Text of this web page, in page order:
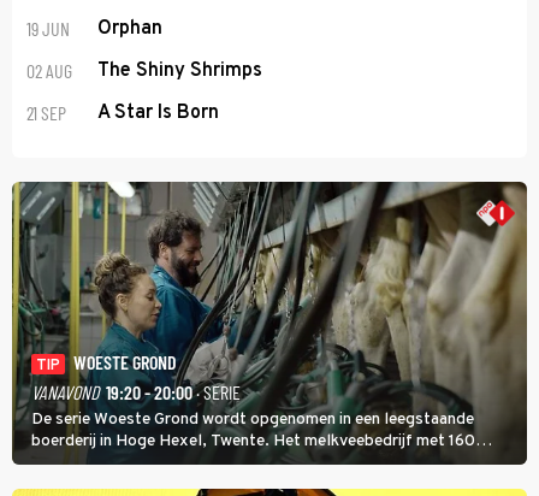
19 JUN Orphan
02 AUG The Shiny Shrimps
21 SEP A Star Is Born
TIP
WOESTE GROND
VANAVOND 19:20 - 20:00· SERIE
De serie Woeste Grond wordt opgenomen in een leegstaande
boerderij in Hoge Hexel, Twente. Het melkveebedrijf met 160
koeien moest sluiten, omdat het dicht bij een Natura 2000-gebied
ligt. In de serie heerst er een gevaarlijke veeziekte.